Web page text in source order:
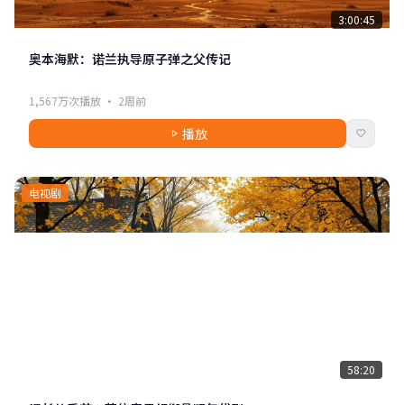
3:00:45
奥本海默：诺兰执导原子弹之父传记
1,567万次播放 · 2周前
播放
58:20
电视剧